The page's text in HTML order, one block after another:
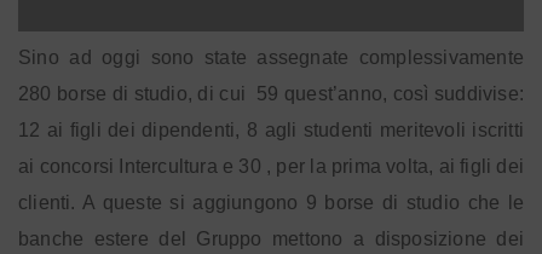
Sino ad oggi sono state assegnate complessivamente
280 borse di studio, di cui
59 quest’anno, così suddivise:
12 ai figli dei dipendenti, 8 agli studenti meritevoli iscritti
ai concorsi Intercultura e 30 , per la prima volta, ai figli dei
clienti. A queste si aggiungono 9 borse di studio che le
banche estere del Gruppo mettono a disposizione dei